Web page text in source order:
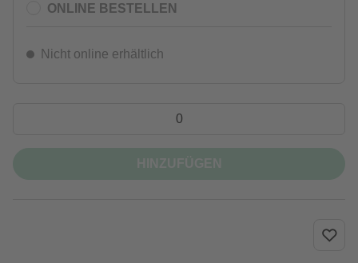
ONLINE BESTELLEN
Nicht online erhältlich